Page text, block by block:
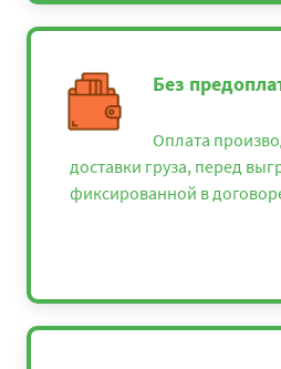
Без
Оплата
доставки груза, перед
фиксированной в